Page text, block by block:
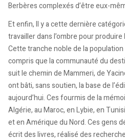
Berbères complexés d’être eux-
Et enfin, Il y a cette dernière
travailler dans l’ombre pour
Cette tranche noble de la
compris que la communauté du
suit le chemin de Mammeri, de
ont bâti, sans soutien, la base de
aujourd’hui. Ces fourmis de la
Algérie, au Maroc, en Lybie, en
et en Amérique du Nord. Ces gens
écrit des livres, réalisé des